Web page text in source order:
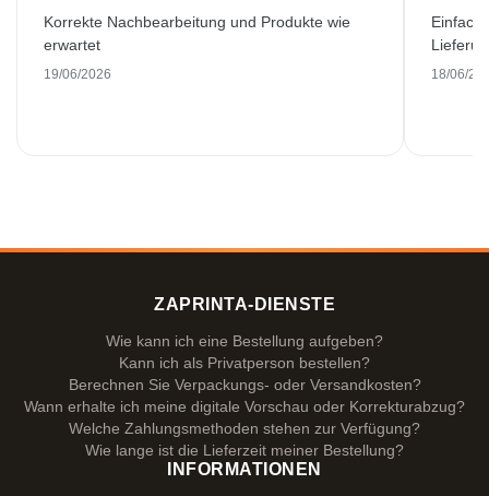
Korrekte Nachbearbeitung und Produkte wie
erwartet
19/06/2026 18/06/
ZAPRINTA-DIENSTE
Wie kann ich eine Bestellung aufgeben?
Kann ich als Privatperson bestellen?
Berechnen Sie Verpackungs- oder Versandkosten?
Wann erhalte ich meine digitale Vorschau oder Korrekturabzug?
Welche Zahlungsmethoden stehen zur Verfügung?
Wie lange ist die Lieferzeit meiner Bestellung?
INFORMATIONEN